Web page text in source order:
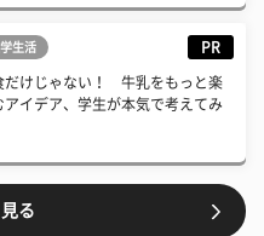
生活 PR
だけじゃない！ 牛乳をもっと楽
アイデア、学生が本気で考えてみ
る